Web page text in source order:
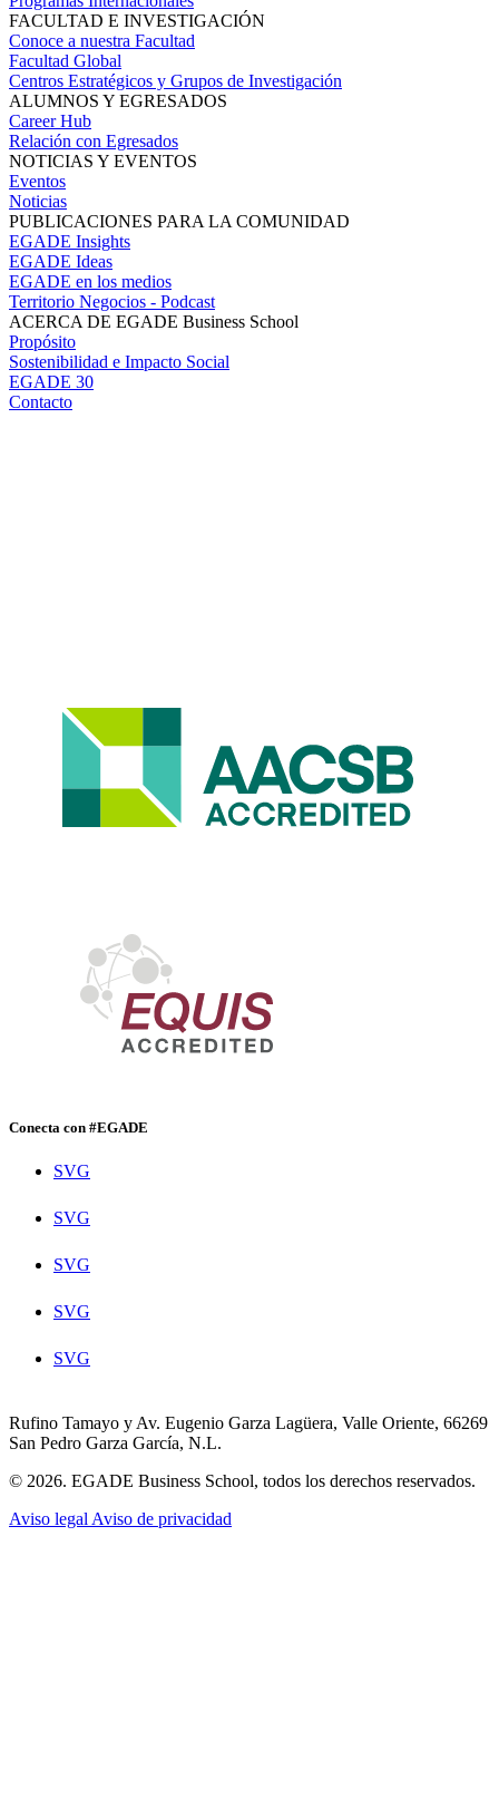
FACULTAD E INVESTIGACIÓN
Conoce a nuestra Facultad
Facultad Global
Centros Estratégicos y Grupos de Investigación
ALUMNOS Y EGRESADOS
Career Hub
Relación con Egresados
NOTICIAS Y EVENTOS
Eventos
Noticias
PUBLICACIONES PARA LA COMUNIDAD
EGADE Insights
EGADE Ideas
EGADE en los medios
Territorio Negocios - Podcast
ACERCA DE EGADE Business School
Propósito
Sostenibilidad e Impacto Social
EGADE 30
Contacto
Conecta con #EGADE
SVG
SVG
SVG
SVG
SVG
Rufino Tamayo y Av. Eugenio Garza Lagüera, Valle Oriente, 66269
San Pedro Garza García, N.L.
© 2026. EGADE Business School, todos los derechos reservados.
Aviso legal Aviso de privacidad